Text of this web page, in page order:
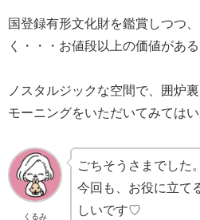
国登録有形文化財を鑑賞しつつ
く・・・お値段以上の価値がある
ノスタルジックな空間で、囲炉
モーニングをいただいてみては
くるみ
ごちそうさまでした。
今回も、お役に立て
しいです♡